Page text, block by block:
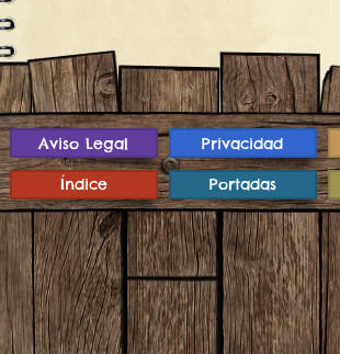
Privacidad
Aviso Legal
Portadas
Índice